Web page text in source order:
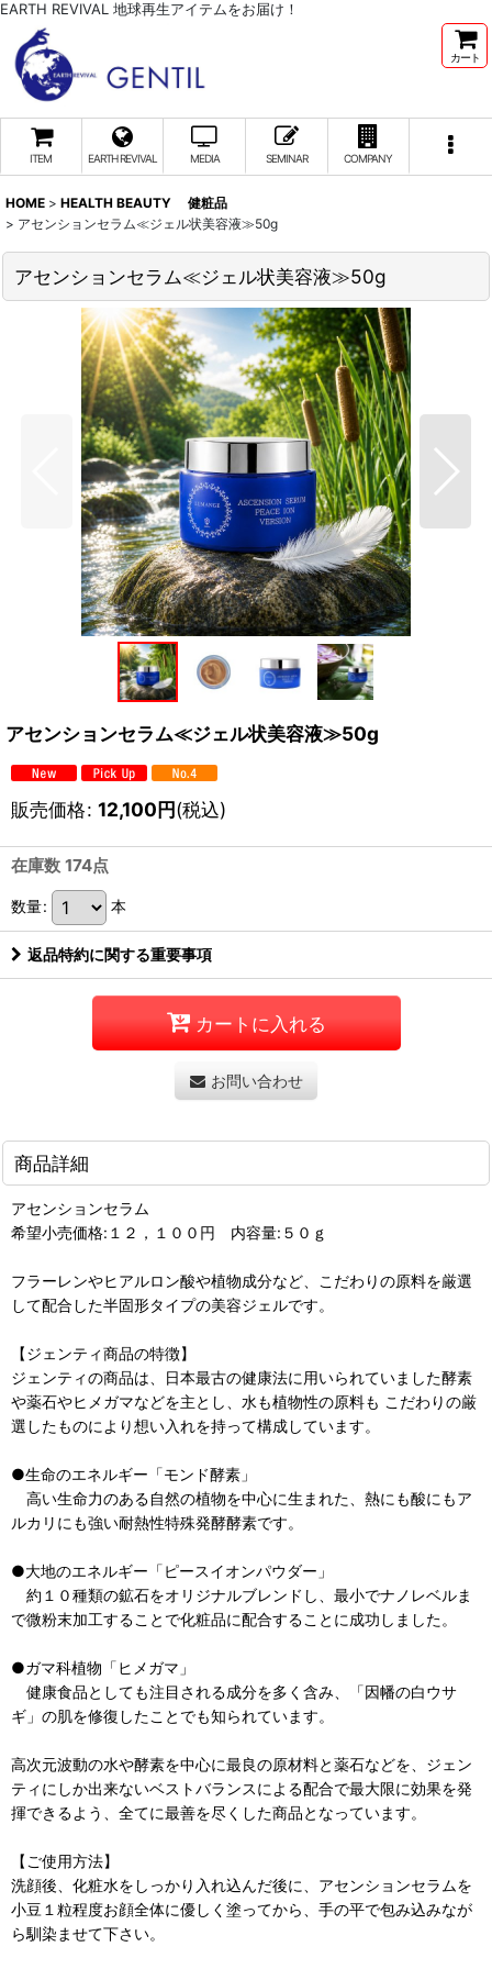
EARTH REVIVAL 地球再生アイテムをお届け！
カート
ITEM EARTH REVIVAL MEDIA SEMINAR COMPANY
HOME > HEALTH BEAUTY 健粧品
> アセンションセラム≪ジェル状美容液≫50g
アセンションセラム≪ジェル状美容液≫50g
アセンションセラム≪ジェル状美容液≫50g
販売価格: 12,100円(税込)
在庫数 174点
数量: 本
返品特約に関する重要事項
カートに入れる
お問い合わせ
商品詳細
アセンションセラム
希望小売価格:１２，１００円 内容量:５０ｇ
フラーレンやヒアルロン酸や植物成分など、こだわりの原料を厳選
して配合した半固形タイプの美容ジェルです。
【ジェンティ商品の特徴】
ジェンティの商品は、日本最古の健康法に用いられていました酵素
や薬石やヒメガマなどを主とし、水も植物性の原料も こだわりの厳
選したものにより想い入れを持って構成しています。
●生命のエネルギー「モンド酵素」
高い生命力のある自然の植物を中心に生まれた、熱にも酸にもア
ルカリにも強い耐熱性特殊発酵酵素です。
●大地のエネルギー「ピースイオンパウダー」
約１０種類の鉱石をオリジナルブレンドし、最小でナノレベルま
で微粉末加工することで化粧品に配合することに成功しました。
●ガマ科植物「ヒメガマ」
健康食品としても注目される成分を多く含み、「因幡の白ウサ
ギ」の肌を修復したことでも知られています。
高次元波動の水や酵素を中心に最良の原材料と薬石などを、ジェン
ティにしか出来ないベストバランスによる配合で最大限に効果を発
揮できるよう、全てに最善を尽くした商品となっています。
【ご使用方法】
洗顔後、化粧水をしっかり入れ込んだ後に、アセンションセラムを
小豆１粒程度お顔全体に優しく塗ってから、手の平で包み込みなが
ら馴染ませて下さい。